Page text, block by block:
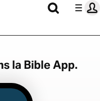
la Bible App.